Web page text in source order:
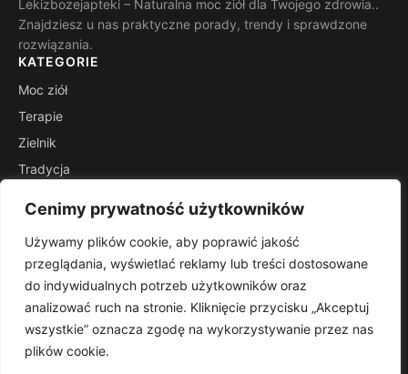
Cenimy prywatność użytkowników
Używamy plików cookie, aby poprawić jakość
przeglądania, wyświetlać reklamy lub treści dostosowane
do indywidualnych potrzeb użytkowników oraz
analizować ruch na stronie. Kliknięcie przycisku „Akceptuj
wszystkie” oznacza zgodę na wykorzystywanie przez nas
plików cookie.
Lekizbozejapteki – Naturalna moc ziół dla Twojego zdrowia..
Znajdziesz u nas praktyczne porady, trendy i sprawdzone
rozwiązania.
KATEGORIE
Moc ziół
Terapie
Zielnik
Tradycja
INFORMACJE
Kontakt
Mapa witryny
Polityka prywatności
RSS